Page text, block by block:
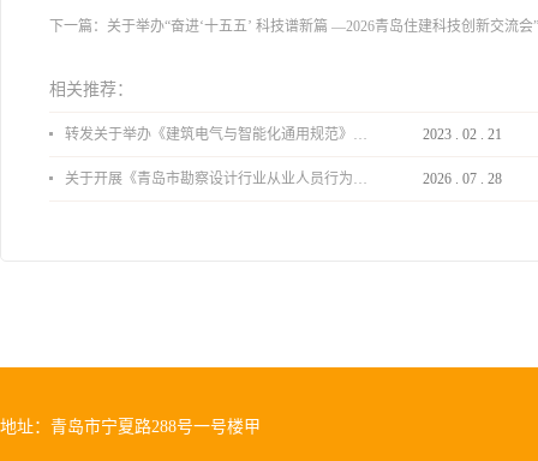
下一篇： 关于举办“奋进‘十五五’ 科技谱新篇 —2026青岛住建科技创新交流会
相关推荐：
转发关于举办《建筑电气与智能化通用规范》 GB55024-2022公益宣贯的通知 2023 02 21
关于开展《青岛市勘察设计行业从业人员行为导则》、《青岛市住宅工程设计审查品质提升指引（2026版）》宣贯活动的通知 2026 07 28
地址：青岛市宁夏路288号一号楼甲